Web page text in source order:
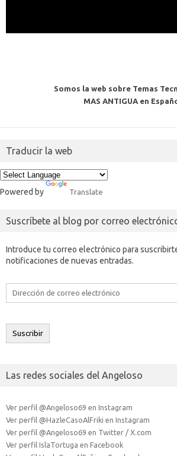
Somos la web sobre Temas
MAS ANTIGUA en
Traducir la web
Powered by Translate
Suscríbete al blog por correo
Introduce tu correo electrónico para
notificaciones de nuevas entradas.
Dirección
electrónico
Suscribir
Las redes sociales del Angeloso
Ver perfil @Angeloso69 en Instagram
Ver perfil @HazleCasoAlFriki en Instagram
Ver perfil @Angeloso69 en Twitter / X.com
Ver perfil IslaTortuga en Facebook